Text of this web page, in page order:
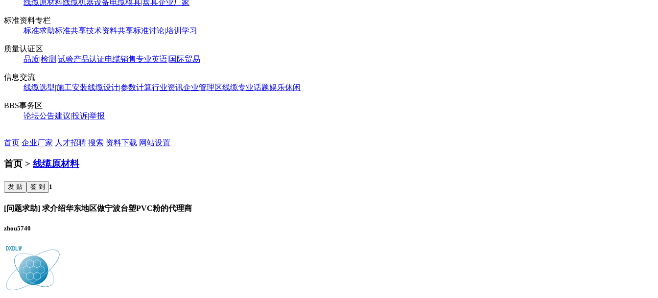
线缆原材料线缆机器设备电缆模具|盘具企业厂家
标准资料专栏
标准求助标准共享技术资料共享标准讨论|培训学习
质量认证区
品质|检测|试验产品认证电缆销售专业英语|国际贸易
信息交流
线缆选型|施工安装线缆设计|参数计算行业资讯企业管理区线缆专业话题娱乐休闲
BBS事务区
论坛公告建议|投诉|举报
首页 企业厂家 人才招聘 搜索 资料下载 网站设置
首页 > 线缆原材料
发 贴 签 到 1
[问题求助] 求介绍华东地区做宁波台塑PVC粉的代理商
zhou5740